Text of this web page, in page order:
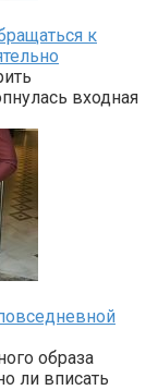
к
входная
образа
ли вписать